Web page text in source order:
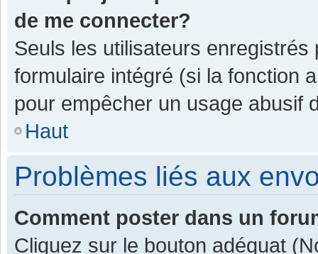
de me connecter?
Seuls les utilisateurs enregistrés
formulaire intégré (si la fonction
pour empêcher un usage abusif
Haut
Problèmes liés aux
Comment poster dans un
Cliquez sur le bouton adéquat